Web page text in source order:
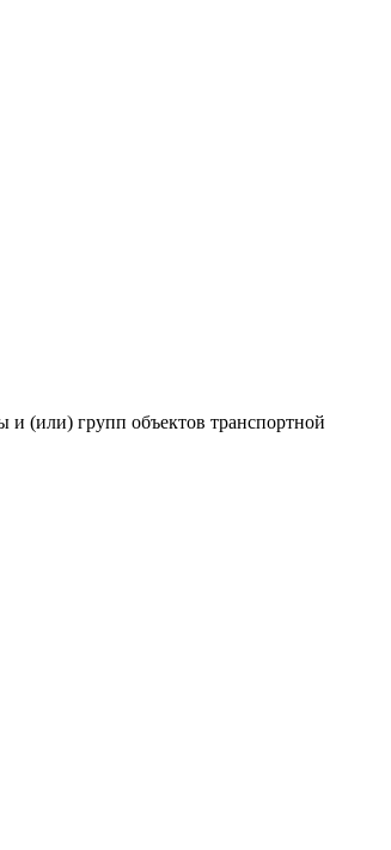
и (или) групп объектов транспортной